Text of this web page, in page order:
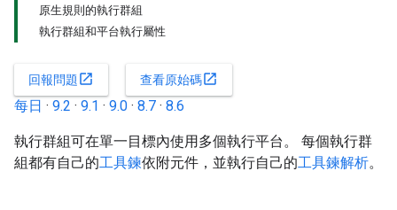
原生規則的執行群組
執行群組和平台執行屬性
回報問題open_in_new 查看原始碼open_in_new
每日 · 9.2 · 9.1 · 9.0 · 8.7 · 8.6
執行群組可在單一目標內使用多個執行平台。 每個執行群
組都有自己的工具鍊依附元件，並執行自己的工具鍊解析。